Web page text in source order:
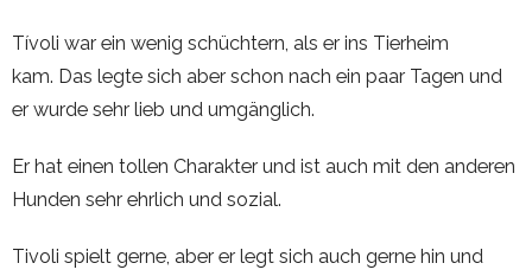
Tívoli war ein wenig schüchtern, als er ins Tierheim
kam. Das legte sich aber schon nach ein paar Tagen und
er wurde sehr lieb und umgänglich.
Er hat einen tollen Charakter und ist auch mit den anderen
Hunden sehr ehrlich und sozial.
Tivoli spielt gerne, aber er legt sich auch gerne hin und